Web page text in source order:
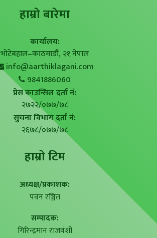
हाम्राे बारेमा
कार्यालय:
भोटेबहाल–काठमाडौं, २१ नेपाल
info@aarthiklagani.com
9841886060
प्रेस काउन्सिल दर्ता नं:
२७२२/०७७/७८
सुचना विभाग दर्ता नं:
२६७८/०७७/७८
हाम्राे टिम
अध्यक्ष/प्रकाशक:
पवन रञ्जित
सम्पादक:
गिरिन्द्रमान राजवंशी